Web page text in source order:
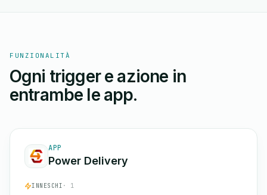
FUNZIONALITÀ
Ogni trigger e azione in
entrambe le app.
APP
Power Delivery
INNESCHI · 1